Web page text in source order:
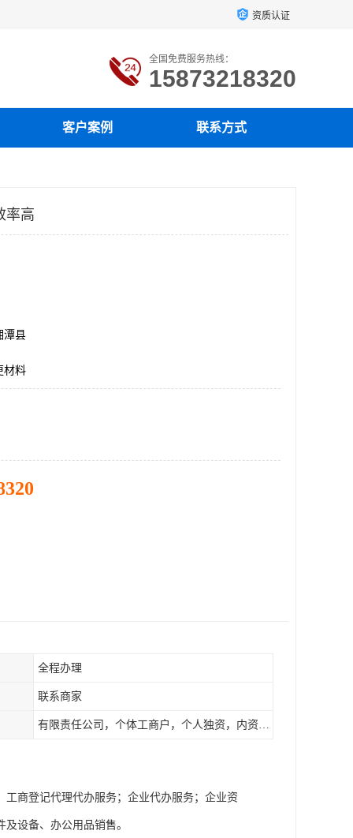
资质认证
全国免费服务热线：
15873218320
客户案例 联系方式
率高
潭县
材料
全程办理
联系商家
有限责任公司，个体工商户，个人独资，内资，外资
商登记代理代办服务；企业代办服务；企业资
设备、办公用品销售。